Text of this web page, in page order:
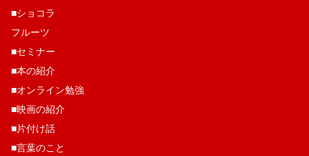
■ショコラ
フルーツ
■セミナー
■本の紹介
■オンライン勉強
■映画の紹介
■片付け話
■言葉のこと